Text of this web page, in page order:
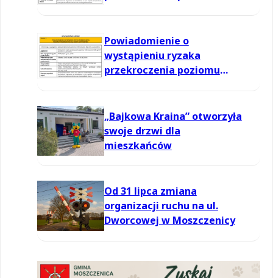
Powiadomienie o
wystąpieniu ryzaka
przekroczenia poziomu
„Bajkowa Kraina” otworzyła
swoje drzwi dla
mieszkańców
Od 31 lipca zmiana
organizacji ruchu na ul.
Dworcowej w Moszczenicy